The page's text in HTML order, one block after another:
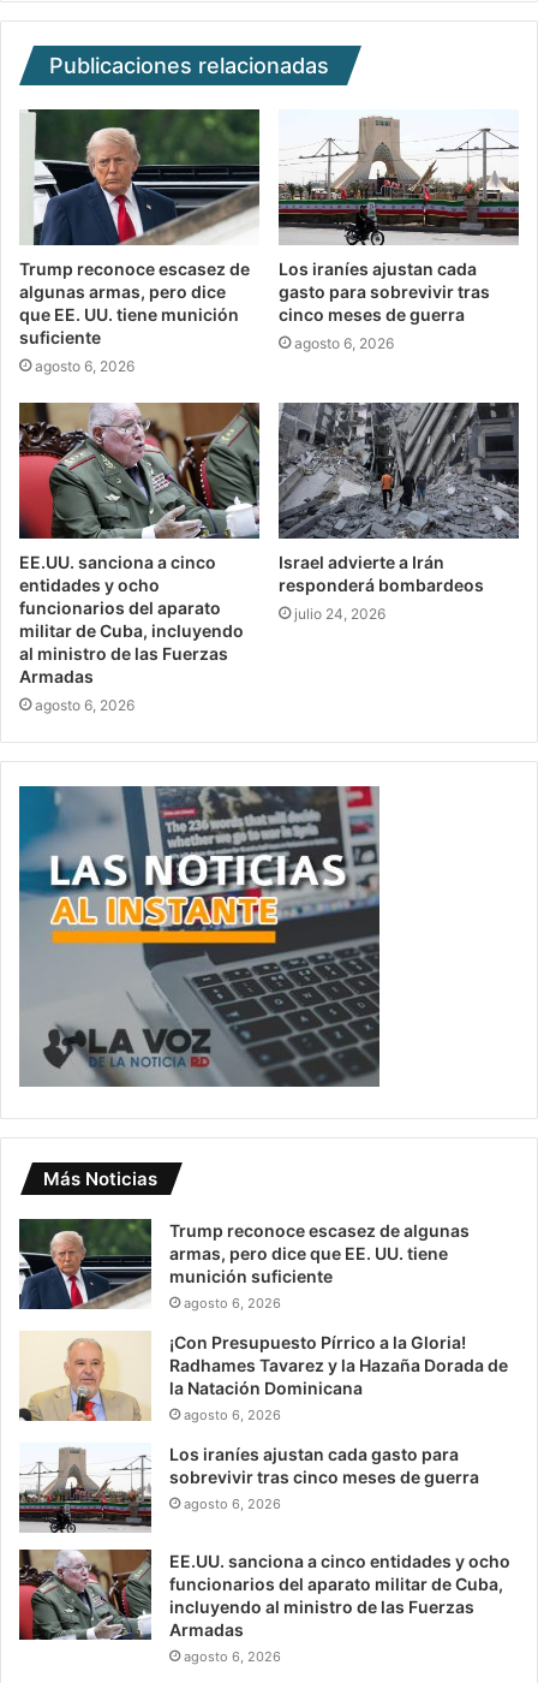
Publicaciones relacionadas
Trump reconoce escasez de
algunas armas, pero dice
que EE. UU. tiene munición
suficiente
agosto 6, 2026
Los iraníes ajustan cada
gasto para sobrevivir tras
cinco meses de guerra
agosto 6, 2026
EE.UU. sanciona a cinco
entidades y ocho
funcionarios del aparato
militar de Cuba, incluyendo
al ministro de las Fuerzas
Armadas
agosto 6, 2026
Israel advierte a Irán
responderá bombardeos
julio 24, 2026
Más Noticias
Trump reconoce escasez de algunas
armas, pero dice que EE. UU. tiene
munición suficiente
agosto 6, 2026
¡Con Presupuesto Pírrico a la Gloria!
Radhames Tavarez y la Hazaña Dorada de
la Natación Dominicana
agosto 6, 2026
Los iraníes ajustan cada gasto para
sobrevivir tras cinco meses de guerra
agosto 6, 2026
EE.UU. sanciona a cinco entidades y ocho
funcionarios del aparato militar de Cuba,
incluyendo al ministro de las Fuerzas
Armadas
agosto 6, 2026